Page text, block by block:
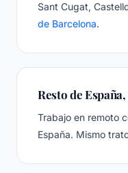
Sant Cugat,
de Barcelona.
Resto de
Trabajo en remoto
España. Mismo